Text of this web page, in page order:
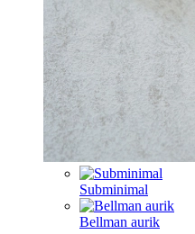
Subminimal
Bellman aurik